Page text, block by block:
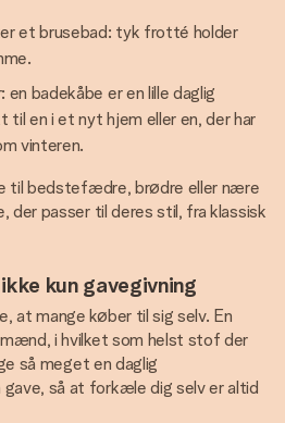
et brusebad: tyk frotté holder
badekåbe er en lille daglig
en i et nyt hjem eller en, der har
vinteren.
til bedstefædre, brødre eller nære
der passer til deres stil, fra klassisk
kun gavegivning
at mange køber til sig selv. En
i hvilket som helst stof der
så meget en daglig
så at forkæle dig selv er altid